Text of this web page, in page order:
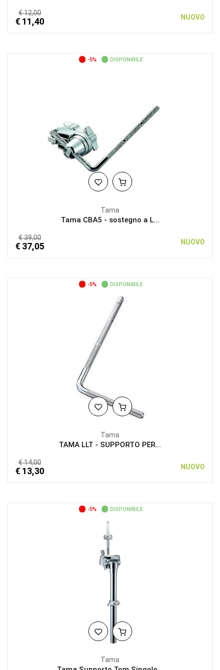
€ 12,00
€ 11,40 NUOVO
-5% DISPONIBILE
Tama
Tama CBA5 - sostegno a L...
€ 39,00
€ 37,05 NUOVO
-5% DISPONIBILE
Tama
TAMA LLT - SUPPORTO PER...
€ 14,00
€ 13,30 NUOVO
-5% DISPONIBILE
Tama